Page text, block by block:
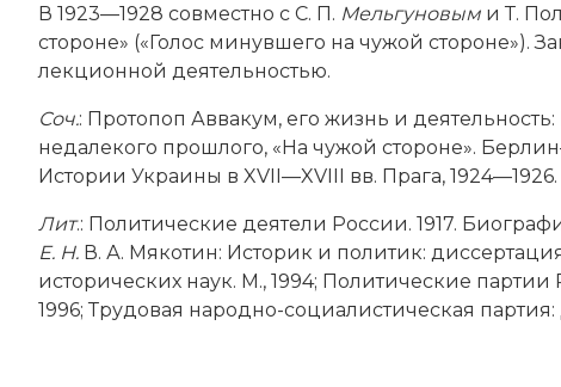
В 1923—1928 совместно с С. П. Мельгуновым и Т.
стороне» («Голос минувшего на чужой стороне»).
лекционной деятельностью.
Соч.: Протопоп Аввакум, его жизнь и
недалекого прошлого, «На чужой стороне».
Истории Украины в XVII—XVIII вв. Прага, 1924—1926.
Лит.: Политические деятели России. 1917.
Е. Н. В. А. Мякотин: Историк и политик:
исторических наук. М., 1994; Политические
1996; Трудовая народно-социалистическая